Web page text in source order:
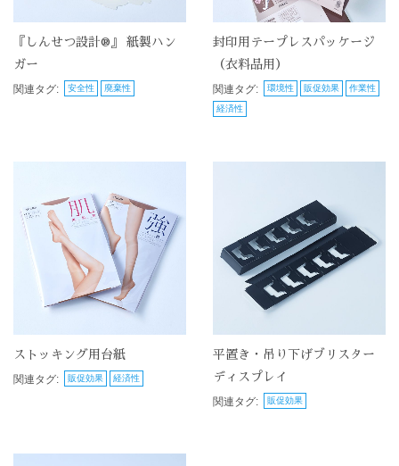
『しんせつ設計®』 紙製ハン
ガー
関連タグ:
安全性 廃棄性
封印用テープレスパッケージ
（衣料品用）
関連タグ:
環境性 販促効果 作業性
経済性
ストッキング用台紙
関連タグ:
販促効果 経済性
平置き・吊り下げブリスター
ディスプレイ
関連タグ:
販促効果